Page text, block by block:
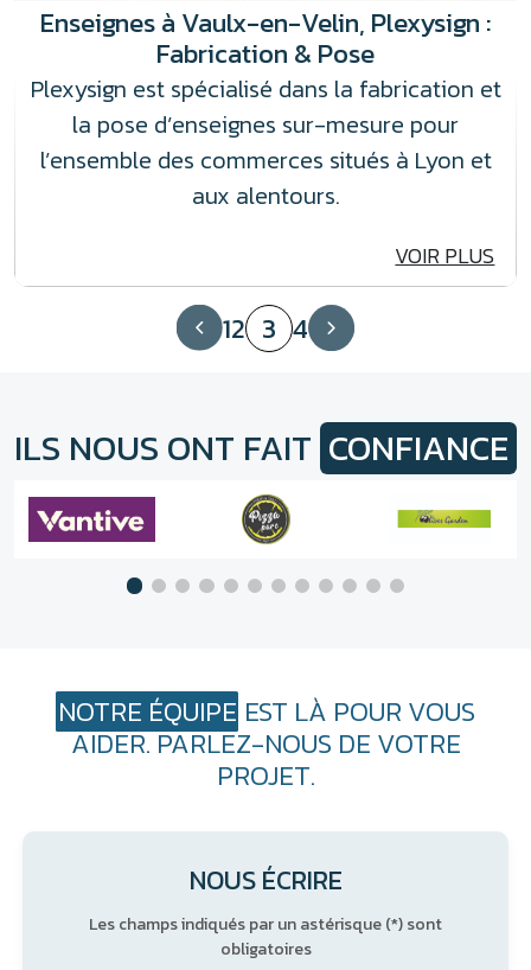
Enseignes à Vaulx-en-Velin, Plexysign :
Fabrication & Pose
Plexysign est spécialisé dans la fabrication et
la pose d’enseignes sur-mesure pour
l’ensemble des commerces situés à Lyon et
aux alentours.
VOIR PLUS
12 3 4
ILS NOUS ONT FAIT CONFIANCE
NOTRE ÉQUIPE EST LÀ POUR VOUS
AIDER. PARLEZ-NOUS DE VOTRE
PROJET.
NOUS ÉCRIRE
Les champs indiqués par un astérisque (*) sont
obligatoires